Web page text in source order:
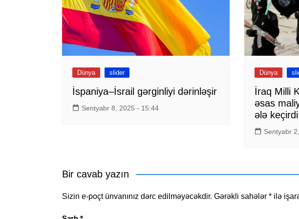
Dünya slider
İspaniya–İsrail gərginliyi dərinləşir
Sentyabr 8, 2025 - 15:44
Dünya
İraq Milli
əsas
ələ keçirdi
Sentyabr
Bir cavab yazın
Sizin e-poçt ünvanınız dərc edilməyəcəkdir. Gərəkli sahələr * ilə